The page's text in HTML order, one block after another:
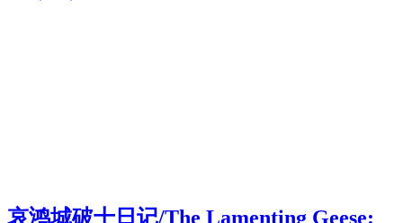
哀鸿城破十日记/The Lamenting Geese: